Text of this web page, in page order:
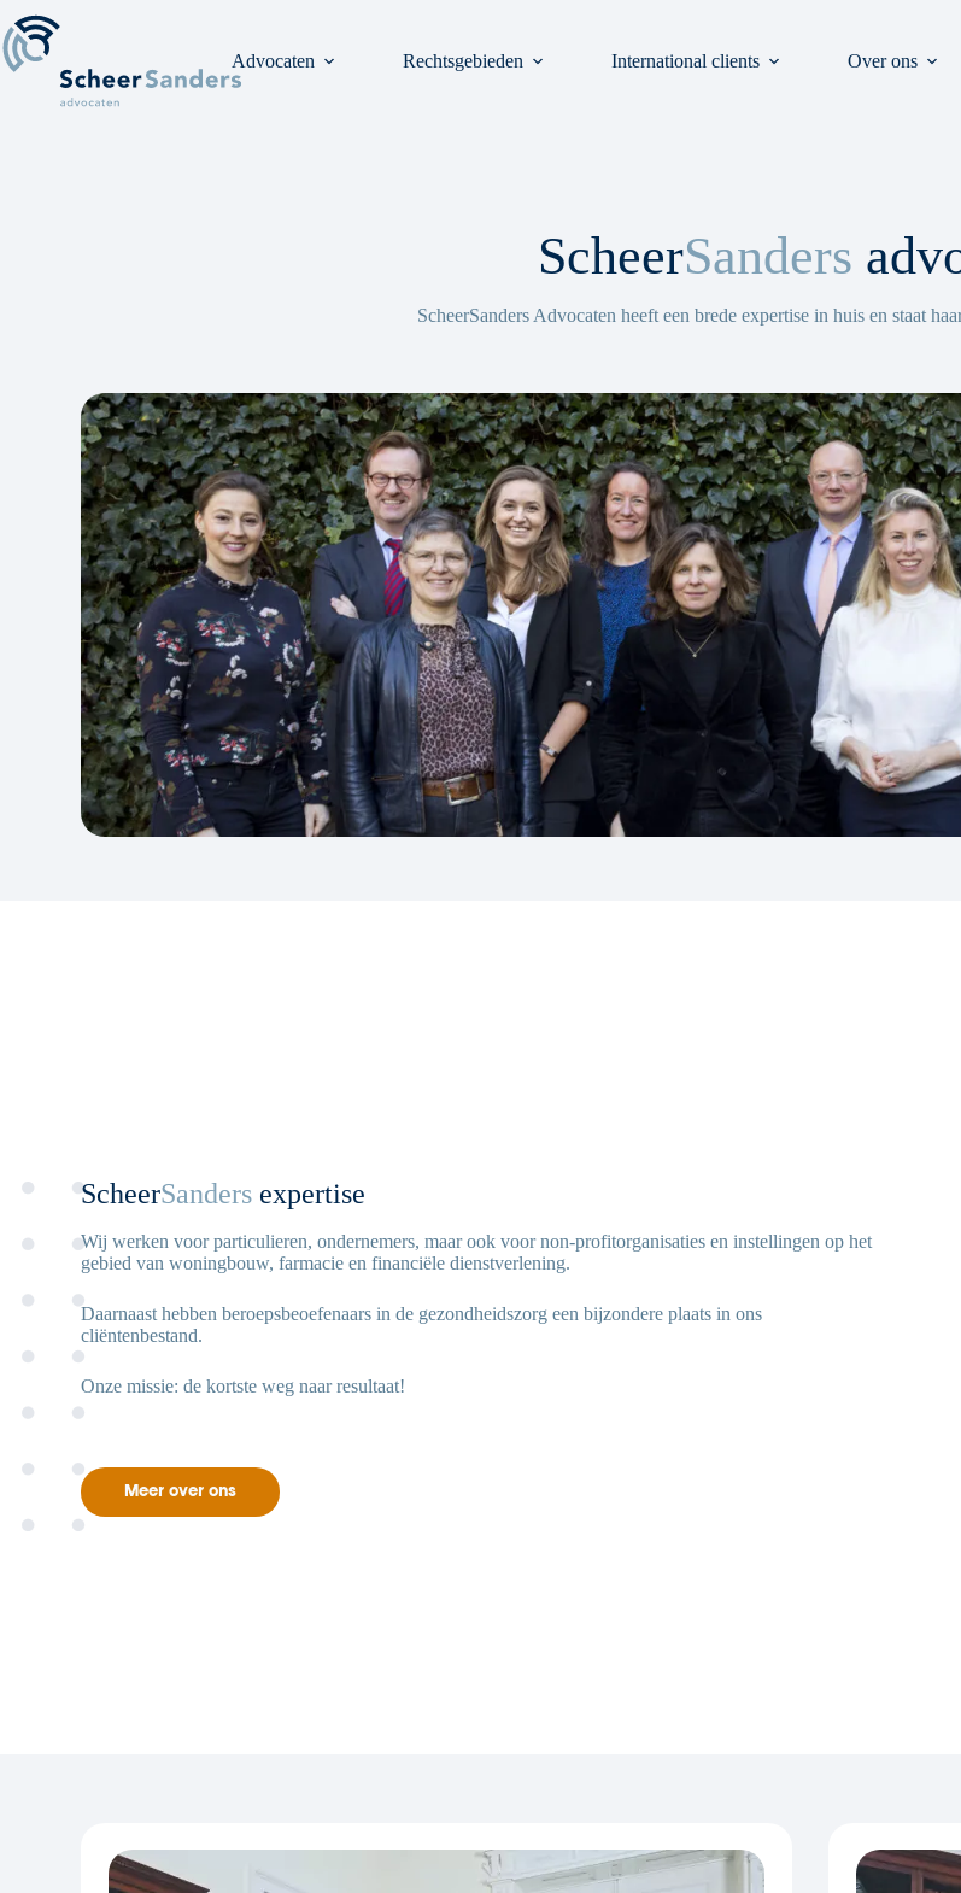
naar
de
inhoud
Advocaten Rechtsgebieden International clients Over ons
ScheerSanders
ScheerSanders Advocaten heeft een brede expertise in huis en staat
ScheerSanders expertise
Wij werken voor particulieren, ondernemers, maar ook voor non-profitorganisaties en instellingen op het
gebied van woningbouw, farmacie en financiële dienstverlening.
Daarnaast hebben beroepsbeoefenaars in de gezondheidszorg een bijzondere plaats in ons
cliëntenbestand.
Onze missie: de kortste weg naar resultaat!
Meer over ons